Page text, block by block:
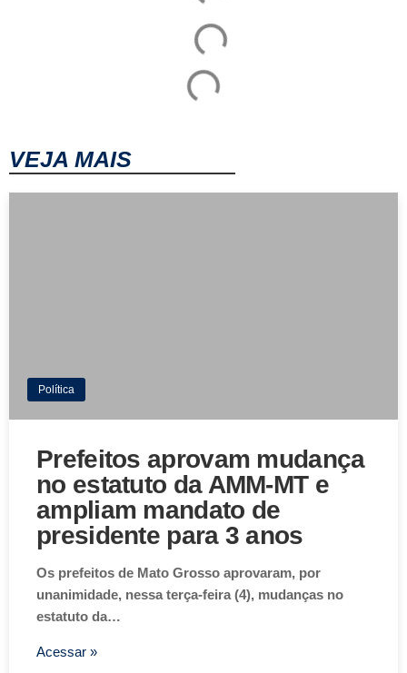
VEJA MAIS
Política
Prefeitos aprovam mudança
no estatuto da AMM-MT e
ampliam mandato de
presidente para 3 anos
Os prefeitos de Mato Grosso aprovaram, por
unanimidade, nessa terça-feira (4), mudanças no
estatuto da…
Acessar »